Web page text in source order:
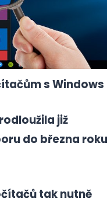
s Windows
již
do března roku
tak nutně